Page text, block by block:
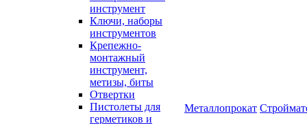
инструмент
Ключи, наборы
инструментов
Крепежно-
монтажный
инструмент,
метизы, биты
Отвертки
Пистолеты для
герметиков и
Металлопрокат